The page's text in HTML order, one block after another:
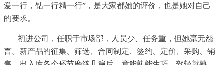
爱一行，钻一行精一行”，是大家都她的评价，也是她对自己
的要求。
初进公司，任职于市场部，人员少、任务重，但她毫无怨
言。新产品的征集、筛选、合同制定、签约、定价、采购、销